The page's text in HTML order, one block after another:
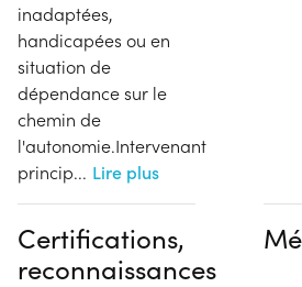
inadaptées,
handicapées ou en
situation de
dépendance sur le
chemin de
l'autonomie.Intervenant
princip... Lire plus
Certifications,
reconnaissances